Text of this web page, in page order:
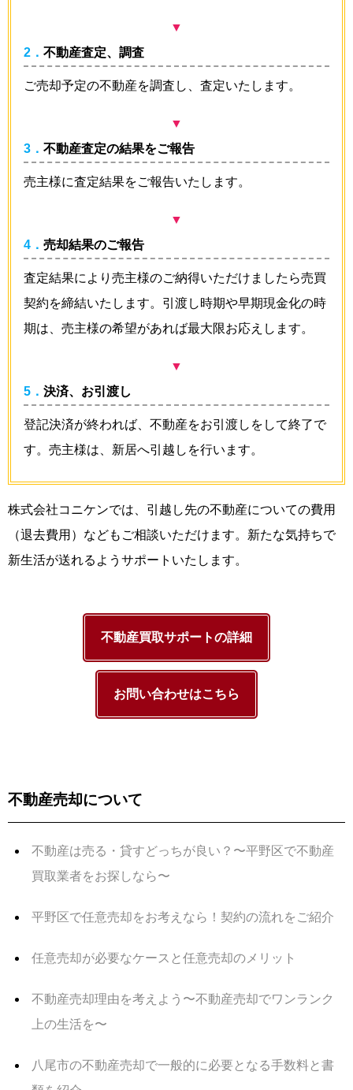
▼
2．不動産査定、調査
ご売却予定の不動産を調査し、査定いたします。
▼
3．不動産査定の結果をご報告
売主様に査定結果をご報告いたします。
▼
4．売却結果のご報告
査定結果により売主様のご納得いただけましたら売買
契約を締結いたします。引渡し時期や早期現金化の時
期は、売主様の希望があれば最大限お応えします。
▼
5．決済、お引渡し
登記決済が終われば、不動産をお引渡しをして終了で
す。売主様は、新居へ引越しを行います。
株式会社コニケンでは、引越し先の不動産についての費用
（退去費用）などもご相談いただけます。新たな気持ちで
新生活が送れるようサポートいたします。
不動産買取サポートの詳細
お問い合わせはこちら
不動産売却について
不動産は売る・貸すどっちが良い？〜平野区で不動産
買取業者をお探しなら〜
平野区で任意売却をお考えなら！契約の流れをご紹介
任意売却が必要なケースと任意売却のメリット
不動産売却理由を考えよう〜不動産売却でワンランク
上の生活を〜
八尾市の不動産売却で一般的に必要となる手数料と書